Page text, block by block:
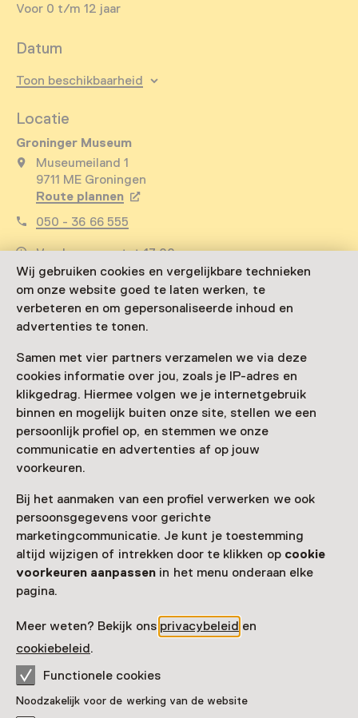
Wij gebruiken cookies en vergelijkbare technieken
om onze website goed te laten werken, te
verbeteren en om gepersonaliseerde inhoud en
advertenties te tonen.
Samen met vier partners verzamelen we via deze
cookies informatie over jou, zoals je IP-adres en
klikgedrag. Hiermee volgen we je internetgebruik
binnen en mogelijk buiten onze site, stellen we een
persoonlijk profiel op, en stemmen we onze
communicatie en advertenties af op jouw
voorkeuren.
Bij het aanmaken van een profiel verwerken we ook
persoonsgegevens voor gerichte
marketingcommunicatie. Je kunt je toestemming
altijd wijzigen of intrekken door te klikken op cookie
voorkeuren aanpassen in het menu onderaan elke
pagina.
Meer weten? Bekijk ons privacybeleid en
cookiebeleid.
Functionele cookies
Noodzakelijk voor de werking van de website
Voor 0 t/m 12 jaar
Datum
Toon beschikbaarheid
Locatie
Groninger Museum
Museumeiland 1
9711 ME Groningen
Route plannen Opent in een nieuw tabblad
050 - 36 66 555
Vandaag open tot 17:00 uur
Meer openingstijden
Zien & doen in Groninger
Museum
Hip Hop Is
T/m 16 augustus van 10:00 tot 17:00